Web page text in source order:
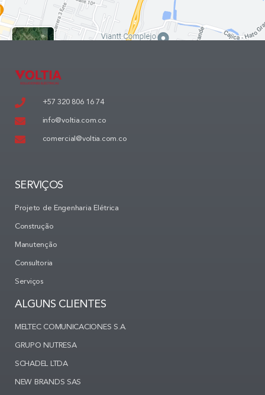
+57 320 806 16 74
info@voltia.com.co
comercial@voltia.com.co
SERVIÇOS
Projeto de Engenharia Elétrica
Construção
Manutenção
Consultoria
Serviços
ALGUNS CLIENTES
MELTEC COMUNICACIONES S.A.
GRUPO NUTRESA
SCHADEL LTDA
NEW BRANDS SAS